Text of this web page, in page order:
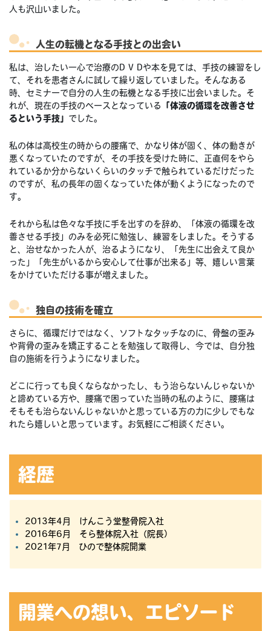
人も沢山いました。
人生の転機となる手技との出会い
私は、治したい一心で治療のD V Dや本を見ては、手技の練習をし
て、それを患者さんに試して繰り返していました。そんなある
時、セミナーで自分の人生の転機となる手技に出会いました。そ
れが、現在の手技のベースとなっている
「体液の循環を改善させ
るという手技」 でした。
私の体は高校生の時からの腰痛で、かなり体が固く、体の動きが
悪くなっていたのですが、その手技を受けた時に、正直何をやら
れているか分からないくらいのタッチで触られているだけだった
のですが、私の長年の固くなっていた体が動くようになったので
す。
それから私は色々な手技に手を出すのを辞め、「体液の循環を改
善させる手技」のみを必死に勉強し、練習をしました。そうする
と、治せなかった人が、治るようになり、「先生に出会えて良か
った」「先生がいるから安心して仕事が出来る」等、嬉しい言葉
をかけていただける事が増えました。
独自の技術を確立
さらに、循環だけではなく、ソフトなタッチなのに、骨盤の歪み
や背骨の歪みを矯正することを勉強して取得し、今では、自分独
自の施術を行うようになりました。
どこに行っても良くならなかったし、もう治らないんじゃないか
と諦めている方や、腰痛で困っていた当時の私のように、腰痛は
そもそも治らないんじゃないかと思っている方の力に少しでもな
れたら嬉しいと思っています。お気軽にご相談ください。
経歴
2013年4月 けんこう堂整骨院入社
2016年6月 そら整体院入社（院長）
2021年7月 ひので整体院開業
開業への想い、エピソード